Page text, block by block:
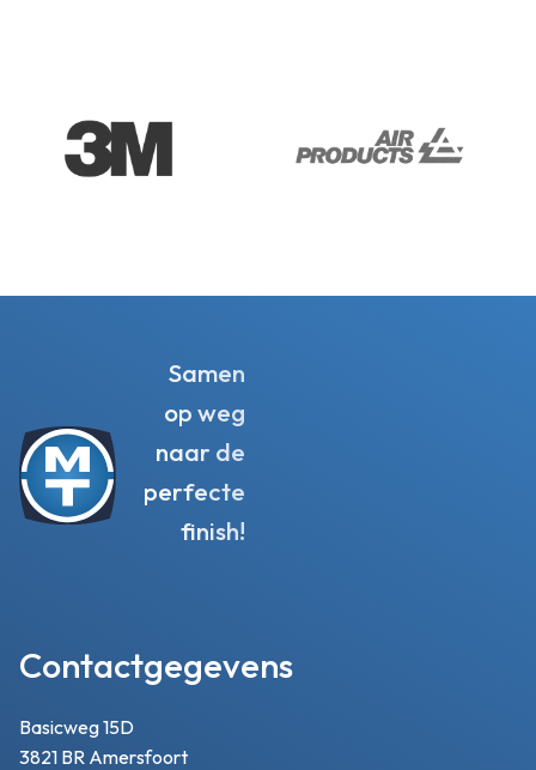
Samen
op weg
naar de
perfecte
finish!
Contactgegevens
Basicweg 15D
3821 BR Amersfoort